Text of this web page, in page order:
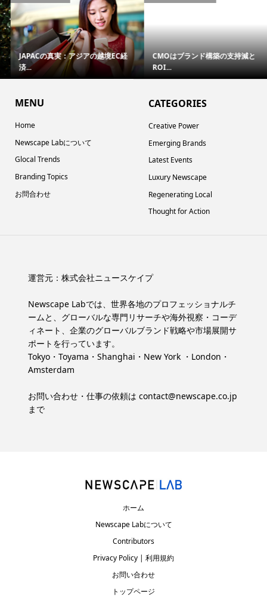
JAPACの真実：アジアの越境EC経
済...
CMOはブランド構築の支持減と
ROI...
MENU
Home
Newscape Labについて
Glocal Trends
Branding Topics
お問合わせ
CATEGORIES
Creative Power
Emerging Brands
Latest Events
Luxury Newscape
Regenerating Local
Thought for Action
運営元： 株式会社ニュースケイプ
Newscape Labでは、世界各地のプロフェッショナルチ
ームと、グローバルな専門リサーチや海外視察・コーデ
ィネート、企業のグローバルブランド戦略や市場展開サ
ポートを行っています。
Tokyo・Toyama・Shanghai・New York ・London・
Amsterdam
お問い合わせ・仕事の依頼は contact@newscape.co.jp
まで
ホーム
Newscape Labについて
Contributors
Privacy Policy | 利用規約
お問い合わせ
トップページ